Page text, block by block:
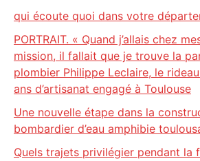
qui écoute quoi dans votre
PORTRAIT. « Quand j’allais chez
mission, il fallait que je trouve la
plombier Philippe Leclaire, le
ans d’artisanat engagé à Toulouse
Une nouvelle étape dans la
bombardier d’eau amphibie
Quels trajets privilégier pendant la